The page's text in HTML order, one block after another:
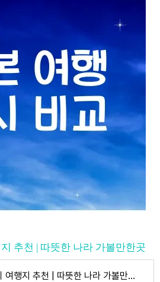
추천 | 따뜻한 나라 가볼만한곳
3월 해외 여행지 추천 | 따뜻한 나라 가볼만한곳